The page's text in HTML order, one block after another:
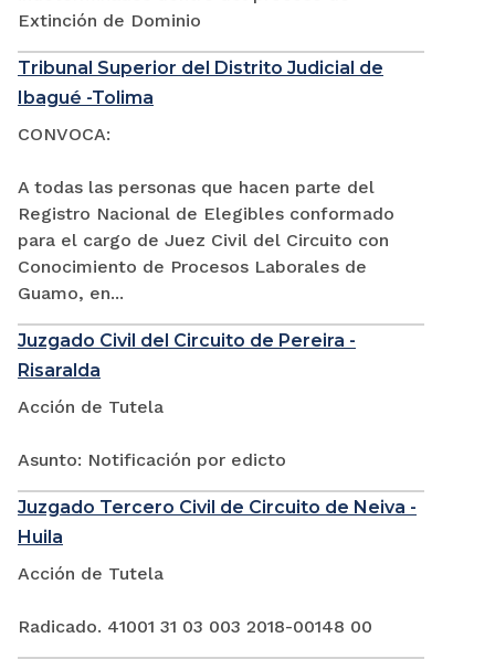
Extinción de Dominio
Tribunal Superior del Distrito Judicial de
Ibagué -Tolima
CONVOCA:
A todas las personas que hacen parte del
Registro Nacional de Elegibles conformado
para el cargo de Juez Civil del Circuito con
Conocimiento de Procesos Laborales de
Guamo, en...
Juzgado Civil del Circuito de Pereira -
Risaralda
Acción de Tutela
Asunto: Notificación por edicto
Juzgado Tercero Civil de Circuito de Neiva -
Huila
Acción de Tutela
Radicado. 41001 31 03 003 2018-00148 00